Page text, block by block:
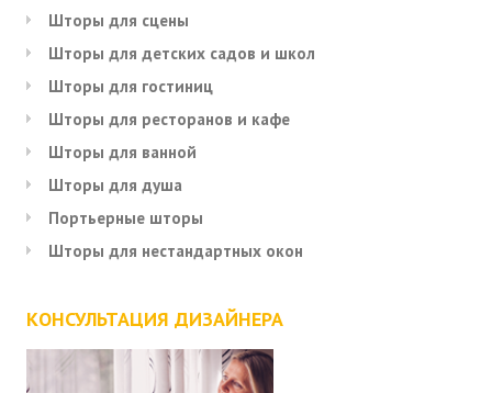
Шторы для сцены
Шторы для детских садов и школ
Шторы для гостиниц
Шторы для ресторанов и кафе
Шторы для ванной
Шторы для душа
Портьерные шторы
Шторы для нестандартных окон
КОНСУЛЬТАЦИЯ ДИЗАЙНЕРА